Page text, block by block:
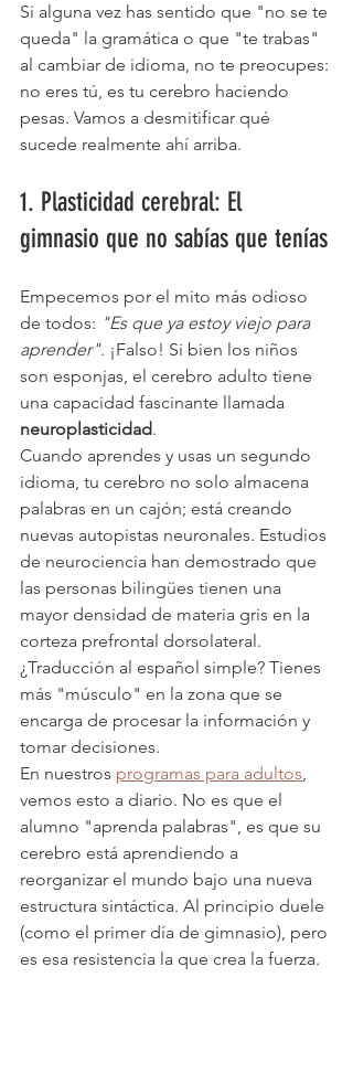
Si alguna vez has sentido que "no se te
queda" la gramática o que "te trabas"
al cambiar de idioma, no te preocupes:
no eres tú, es tu cerebro haciendo
pesas. Vamos a desmitificar qué
sucede realmente ahí arriba.
1. Plasticidad cerebral: El
gimnasio que no sabías que tenías
Empecemos por el mito más odioso
de todos: "Es que ya estoy viejo para
aprender". ¡Falso! Si bien los niños
son esponjas, el cerebro adulto tiene
una capacidad fascinante llamada
neuroplasticidad.
Cuando aprendes y usas un segundo
idioma, tu cerebro no solo almacena
palabras en un cajón; está creando
nuevas autopistas neuronales. Estudios
de neurociencia han demostrado que
las personas bilingües tienen una
mayor densidad de materia gris en la
corteza prefrontal dorsolateral.
¿Traducción al español simple? Tienes
más "músculo" en la zona que se
encarga de procesar la información y
tomar decisiones.
En nuestros programas para adultos,
vemos esto a diario. No es que el
alumno "aprenda palabras", es que su
cerebro está aprendiendo a
reorganizar el mundo bajo una nueva
estructura sintáctica. Al principio duele
(como el primer día de gimnasio), pero
es esa resistencia la que crea la fuerza.